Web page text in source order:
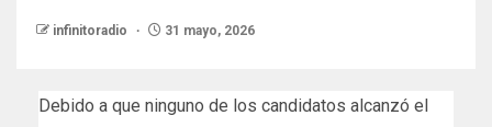
infinitoradio 31 mayo, 2026
Debido a que ninguno de los candidatos alcanzó el